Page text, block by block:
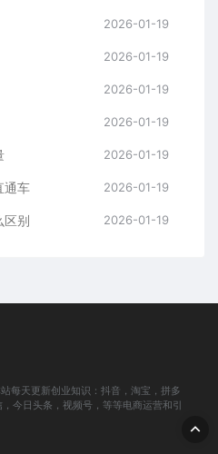
2026-01-19
2026-01-19
2026-01-19
2026-01-19
2026-01-19
通车 2026-01-19
区别 2026-01-19
每天更新创业知识：抖音，淘宝，拼多
今日头条，视频号，等等电商运营和引